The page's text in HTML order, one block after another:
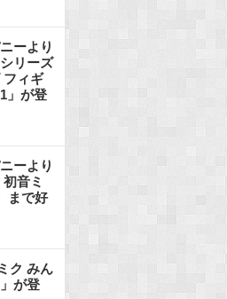
ーより
リーズ
フィギ
」が登
ーより
音ミ
まで好
ク みん
が登